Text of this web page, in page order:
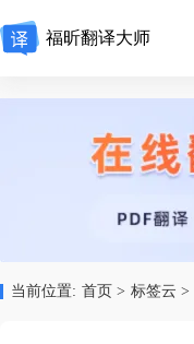
福昕翻译大师
当前位置: 首页 > 标签云 >